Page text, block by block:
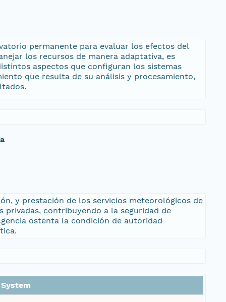
permanente para evaluar los efectos del
los recursos de manera adaptativa, es
aspectos que configuran los sistemas
que resulta de su análisis y procesamiento,
y prestación de los servicios meteorológicos de
contribuyendo a la seguridad de
ostenta la condición de autoridad